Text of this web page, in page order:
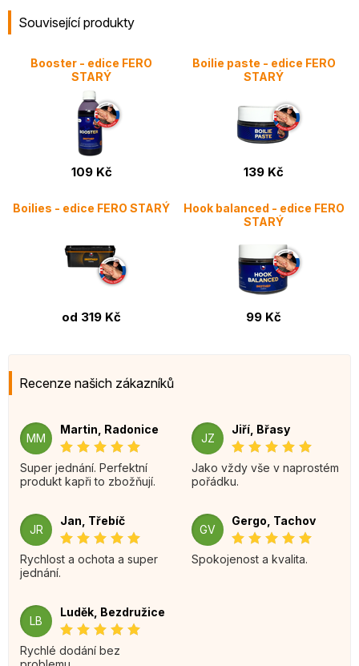
Související produkty
Booster - edice FERO
STARÝ
109 Kč
Boilie paste - edice FERO
STARÝ
139 Kč
Boilies - edice FERO STARÝ
od 319 Kč
Hook balanced - edice FERO
STARÝ
99 Kč
Recenze našich zákazníků
MM
Martin, Radonice
Super jednání. Perfektní
produkt kapři to zbožňují.
JZ
Jiří, Břasy
Jako vždy vše v naprostém
pořádku.
JR
Jan, Třebíč
Rychlost a ochota a super
jednání.
GV
Gergo, Tachov
Spokojenost a kvalita.
LB
Luděk, Bezdružice
Rychlé dodání bez